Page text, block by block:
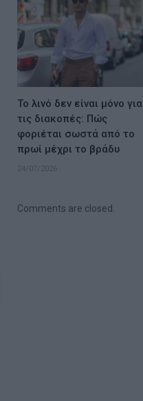
Το λινό δεν είναι μόνο για
τις διακοπές: Πώς
φοριέται σωστά από το
πρωί μέχρι το βράδυ
24/07/2026
Comments are closed.